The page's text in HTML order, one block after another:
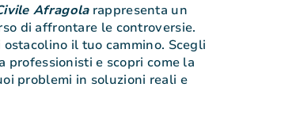
Afragolarappresenta un
di affrontare le controversie.
il tuo cammino. Scegli
e scopri come la
problemi in soluzioni reali e